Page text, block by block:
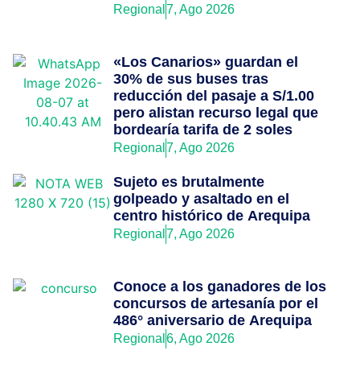
Regional 7, Ago 2026
«Los Canarios» guardan el
30% de sus buses tras
reducción del pasaje a S/1.00
pero alistan recurso legal que
bordearía tarifa de 2 soles
Regional 7, Ago 2026
Sujeto es brutalmente
golpeado y asaltado en el
centro histórico de Arequipa
Regional 7, Ago 2026
Conoce a los ganadores de los
concursos de artesanía por el
486° aniversario de Arequipa
Regional 6, Ago 2026